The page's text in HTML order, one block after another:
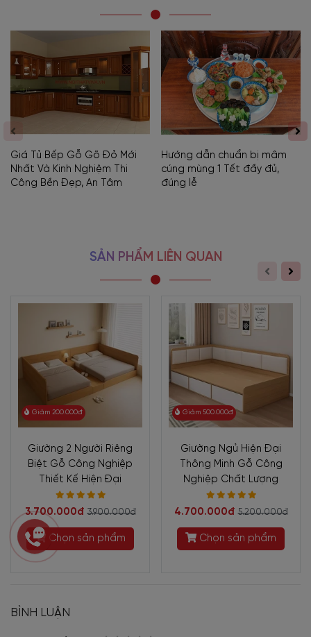
Giá Tủ Bếp Gỗ Gõ Đỏ Mới
Nhất Và Kinh Nghiệm Thi
Công Bền Đẹp, An Tâm
Hướng dẫn chuẩn bị mâm
cúng mùng 1 Tết đầy đủ,
đúng lễ
SẢN PHẨM LIÊN QUAN
Giảm 200.000đ
Giường 2 Người Riêng
Biệt Gỗ Công Nghiệp
Thiết Kế Hiện Đại
3.700.000đ 3.900.000đ
Chọn sản phẩm
Giảm 500.000đ
Giường Ngủ Hiện Đại
Thông Minh Gỗ Công
Nghiệp Chất Lượng
4.700.000đ 5.200.000đ
Chọn sản phẩm
BÌNH LUẬN